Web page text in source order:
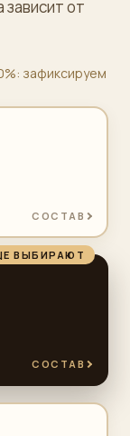
от
зафиксируем
СОСТАВ
ВЫБИРАЮТ
СОСТАВ